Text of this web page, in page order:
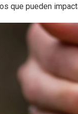
que pueden